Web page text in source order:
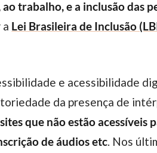
trabalho, e a inclusão das
Lei Brasileira de Inclusão
da presença de
que não estão acessíveis
de áudios etc. Nos